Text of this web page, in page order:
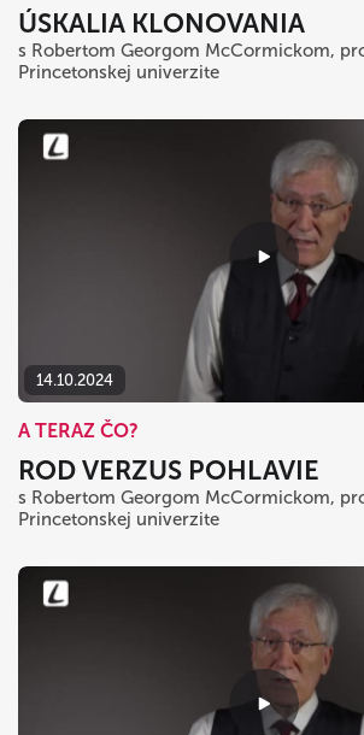
ÚSKALIA KLONOVANIA
s Robertom Georgom McCormickom,
Princetonskej univerzite
14.10.2024
A TERAZ ČO?
ROD VERZUS POHLAVIE
s Robertom Georgom McCormickom,
Princetonskej univerzite